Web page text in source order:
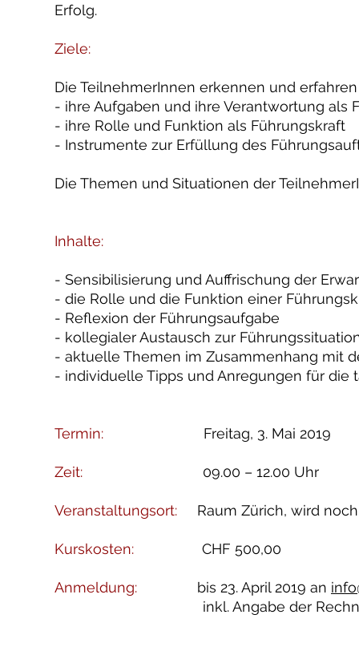
Erfolg.
Ziele:
Die TeilnehmerInnen erkennen und
- ihre Aufgaben und ihre Verantwortung als
- ihre Rolle und Funktion als Führungskraft
- Instrumente zur Erfüllung des
Die Themen und Situationen der
Inhalte:
- Sensibilisierung und Auffrischung der
- die Rolle und die Funktion einer
- Reflexion der Führungsaufgabe
- kollegialer Austausch zur
- aktuelle Themen im Zusammenhang mit
- individuelle Tipps und Anregungen für die
Termin: Freitag, 3. Mai 2019
Zeit: 09.00 – 12.00 Uhr
Veranstaltungsort: Raum Zürich, wird
Kurskosten: CHF 500,00
Anmeldung: bis 23. April 2019 an
inkl. Angabe der